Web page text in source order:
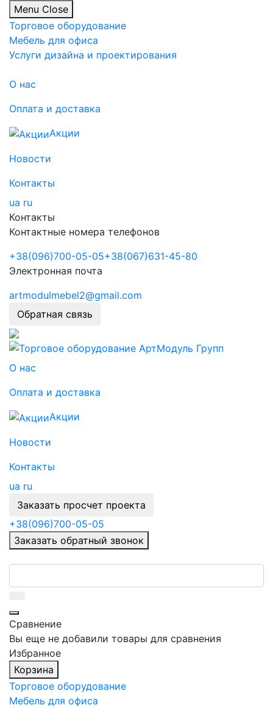
Menu Close
Торговое оборудование
Мебель для офиса
Услуги дизайна и проектирования
О нас
Оплата и доставка
Акции
Новости
Контакты
ua ru
Контакты
Контактные номера телефонов
+38(096)700-05-05+38(067)631-45-80
Электронная почта
artmodulmebel2@gmail.com
Обратная связь
О нас
Оплата и доставка
Акции
Новости
Контакты
ua ru
Заказать просчет проекта
+38(096)700-05-05
Заказать обратный звонок
Сравнение
Вы еще не добавили товары для сравнения
Избранное
Корзина
Торговое оборудование
Мебель для офиса